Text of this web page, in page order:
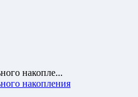
накопле...
накопления